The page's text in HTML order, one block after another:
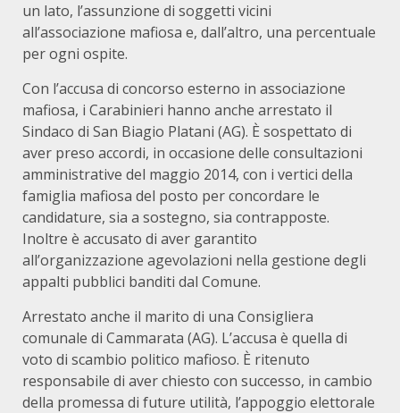
un lato, l’assunzione di soggetti vicini
all’associazione mafiosa e, dall’altro, una percentuale
per ogni ospite.
Con l’accusa di concorso esterno in associazione
mafiosa, i Carabinieri hanno anche arrestato il
Sindaco di San Biagio Platani (AG). È sospettato di
aver preso accordi, in occasione delle consultazioni
amministrative del maggio 2014, con i vertici della
famiglia mafiosa del posto per concordare le
candidature, sia a sostegno, sia contrapposte.
Inoltre è accusato di aver garantito
all’organizzazione agevolazioni nella gestione degli
appalti pubblici banditi dal Comune.
Arrestato anche il marito di una Consigliera
comunale di Cammarata (AG). L’accusa è quella di
voto di scambio politico mafioso. È ritenuto
responsabile di aver chiesto con successo, in cambio
della promessa di future utilità, l’appoggio elettorale